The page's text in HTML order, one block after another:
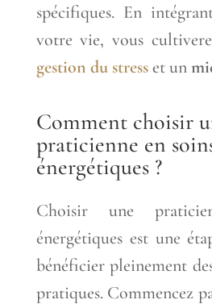
spécifiques. En
votre vie, vous
gestion du stresset un
Comment choisir
praticienne en
énergétiques ?
Choisir une
énergétiques est une
bénéficier pleinement
pratiques. Commencez